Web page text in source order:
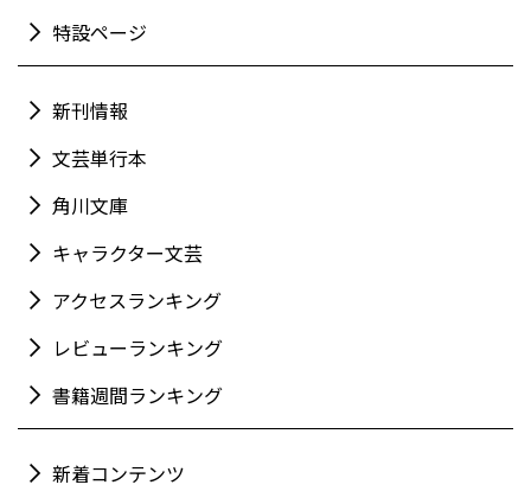
特設ページ
新刊情報
文芸単行本
角川文庫
キャラクター文芸
アクセスランキング
レビューランキング
書籍週間ランキング
新着コンテンツ